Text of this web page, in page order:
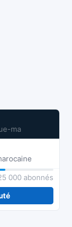
ma
000 abonnés